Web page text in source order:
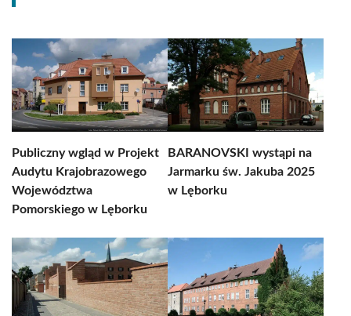
Publiczny wgląd w Projekt
Audytu Krajobrazowego
Województwa
Pomorskiego w Lęborku
BARANOVSKI wystąpi na
Jarmarku św. Jakuba 2025
w Lęborku